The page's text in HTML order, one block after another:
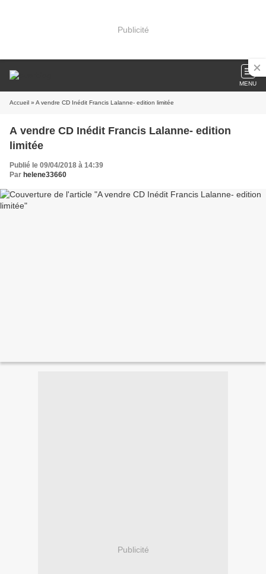
Publicité
MENU
Accueil » A vendre CD Inédit Francis Lalanne- edition limitée
A vendre CD Inédit Francis Lalanne- edition
limitée
Publié le 09/04/2018 à 14:39
Par helene33660
Publicité